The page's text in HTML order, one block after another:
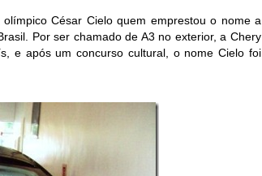
César Cielo quem emprestou o nome a
Por ser chamado de A3 no exterior, a Chery
e após um concurso cultural, o nome Cielo foi